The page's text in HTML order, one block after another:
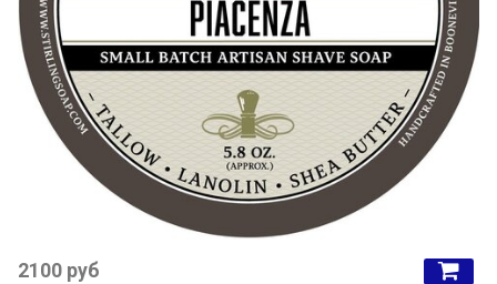
2100 руб